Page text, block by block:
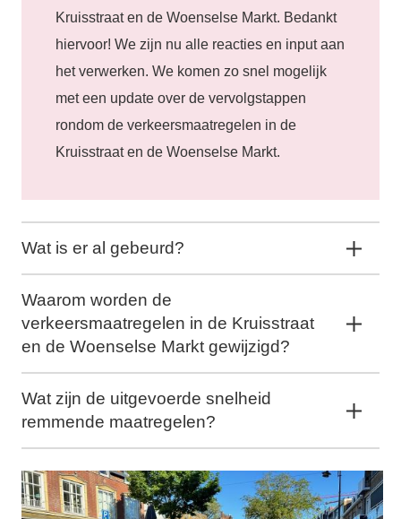
Kruisstraat en de Woenselse Markt. Bedankt
hiervoor! We zijn nu alle reacties en input aan
het verwerken. We komen zo snel mogelijk
met een update over de vervolgstappen
rondom de verkeersmaatregelen in de
Kruisstraat en de Woenselse Markt.
Wat is er al gebeurd?
Waarom worden de
verkeersmaatregelen in de Kruisstraat
en de Woenselse Markt gewijzigd?
Wat zijn de uitgevoerde snelheid
remmende maatregelen?